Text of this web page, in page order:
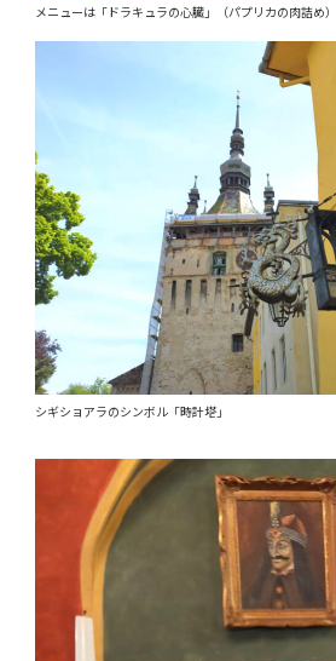
メニューは「ドラキュラの心臓」（パプリカの肉詰め）
シギショアラのシンボル「時計塔」